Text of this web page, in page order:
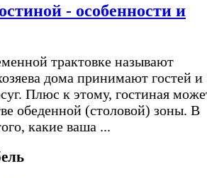
- особенности и
трактовке называют
дома принимают гостей и
Плюс к этому, гостиная
обеденной (столовой) зоны. В
какие ваша ...